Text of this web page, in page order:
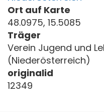
Ort auf Karte
48.0975, 15.5085
Träger
Verein Jugend und
(Niederösterreich)
originalid
12349